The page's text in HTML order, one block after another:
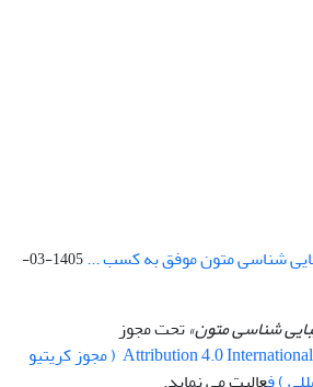
شناسی متون موفق به کسب ...
1405-03-
شناسی متون»تحت مجوز
Attribution 4.0 International (CC By 4.0 ) ( مجوز کریتیو